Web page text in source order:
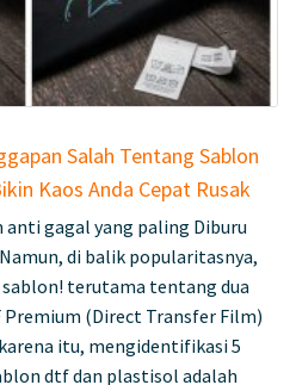
Salah Tentang Sablon
Kaos Anda Cepat Rusak
anti gagal yang paling Diburu
di balik popularitasnya,
terutama tentang dua
(Direct Transfer Film)
itu, mengidentifikasi 5
dtf dan plastisol adalah